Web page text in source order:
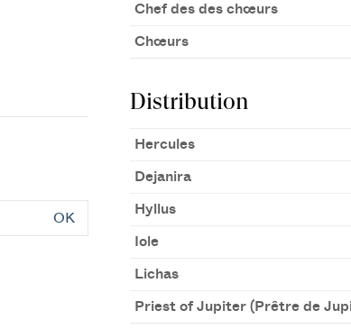
Chef des des chœurs
Chœurs
Distribution
Hercules
Dejanira
Hyllus
Iole
Lichas
Priest of Jupiter (Prêtre de
OK